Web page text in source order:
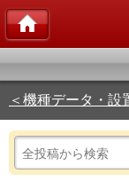
＜機種データ・設